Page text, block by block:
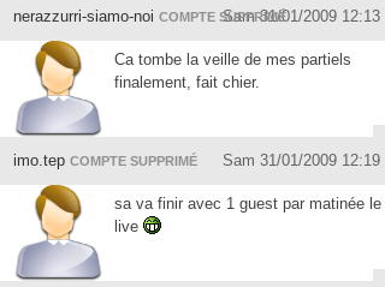
nerazzurri-siamo-noi COMPTE SUPPRIMÉSam 31/01/2009 12:13
Ca tombe la veille de mes partiels
finalement, fait chier.
imo.tep COMPTE SUPPRIMÉ Sam 31/01/2009 12:19
sa va finir avec 1 guest par matinée le
live